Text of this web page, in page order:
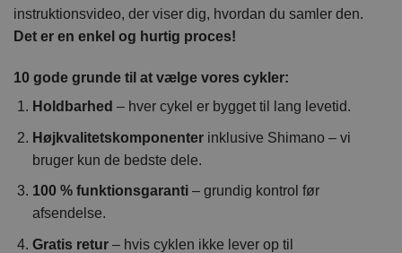
instruktionsvideo, der viser dig, hvordan du samler den.
Det er en enkel og hurtig proces!
10 gode grunde til at vælge vores cykler:
Holdbarhed – hver cykel er bygget til lang levetid.
Højkvalitetskomponenterinklusive Shimano – vi
bruger kun de bedste dele.
100 % funktionsgaranti– grundig kontrol før
afsendelse.
Gratis retur– hvis cyklen ikke lever op til